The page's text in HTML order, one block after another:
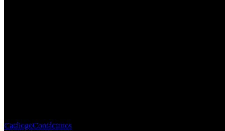
CatálogoContáctanos